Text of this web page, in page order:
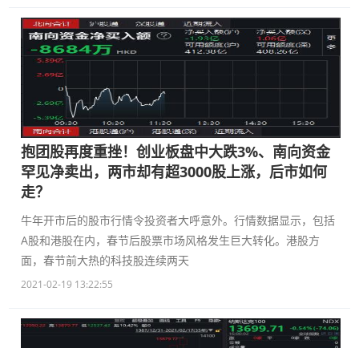
抱团股再度重挫！创业板盘中大跌3%、南向资金
罕见净卖出，两市却有超3000股上涨，后市如何
走？
牛年开市后的股市行情令投资者大呼意外。行情数据显示，包括
A股和港股在内，春节后股票市场风格发生巨大转化。港股方
面，春节前大热的科技股连续两天
2021-02-19 13:22:55